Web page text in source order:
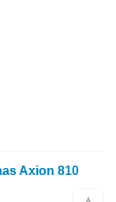
Axion 810